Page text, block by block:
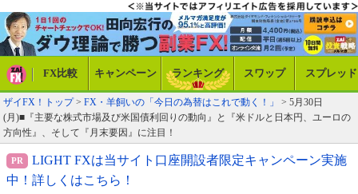
FX比較 キャンペーン ランキング スワップ スプレッド
ザイFX！トップ> FX・羊飼いの「今日の為替はこれで動く！」
> 5月30日
(月)■『主要な株式市場及び米国債利回りの動向』と『米ドルと日本円、ユーロの
方向性』、そして『月末要因』に注目！
LIGHT FXは当サイト口座開設者限定キャンペーン実施
中！詳しくはこちら！